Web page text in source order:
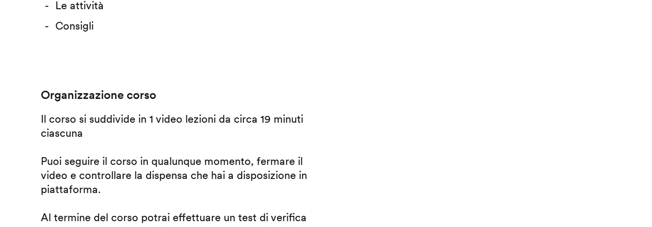
Le attività
Consigli
Organizzazione corso
Il corso si suddivide in 1 video lezioni da circa 19 minuti
ciascuna
Puoi seguire il corso in qualunque momento, fermare il
video e controllare la dispensa che hai a disposizione in
piattaforma.
Al termine del corso potrai effettuare un test di verifica